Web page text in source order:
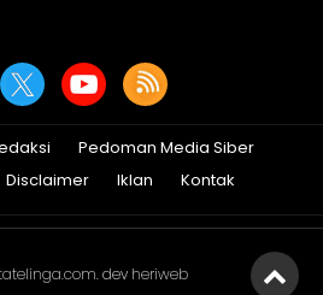
Pedoman Media Siber
Disclaimer Iklan Kontak
. dev heriweb